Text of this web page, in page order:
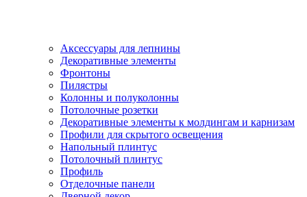
Аксессуары для лепнины
Декоративные элементы
Фронтоны
Пилястры
Колонны и полуколонны
Потолочные розетки
Декоративные элементы к молдингам и карнизам
Профили для скрытого освещения
Напольный плинтус
Потолочный плинтус
Профиль
Отделочные панели